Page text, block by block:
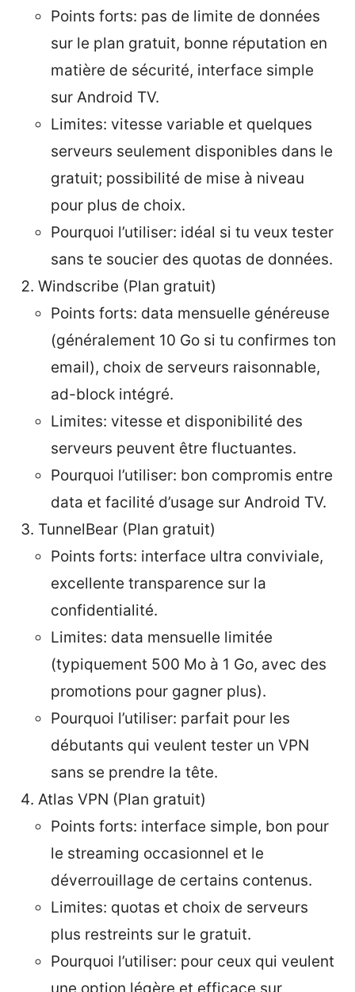
Points forts: pas de limite de données
sur le plan gratuit, bonne réputation en
matière de sécurité, interface simple
sur Android TV.
Limites: vitesse variable et quelques
serveurs seulement disponibles dans le
gratuit; possibilité de mise à niveau
pour plus de choix.
Pourquoi l’utiliser: idéal si tu veux tester
sans te soucier des quotas de données.
Windscribe (Plan gratuit)
Points forts: data mensuelle généreuse
(généralement 10 Go si tu confirmes ton
email), choix de serveurs raisonnable,
ad-block intégré.
Limites: vitesse et disponibilité des
serveurs peuvent être fluctuantes.
Pourquoi l’utiliser: bon compromis entre
data et facilité d’usage sur Android TV.
TunnelBear (Plan gratuit)
Points forts: interface ultra conviviale,
excellente transparence sur la
confidentialité.
Limites: data mensuelle limitée
(typiquement 500 Mo à 1 Go, avec des
promotions pour gagner plus).
Pourquoi l’utiliser: parfait pour les
débutants qui veulent tester un VPN
sans se prendre la tête.
Atlas VPN (Plan gratuit)
Points forts: interface simple, bon pour
le streaming occasionnel et le
déverrouillage de certains contenus.
Limites: quotas et choix de serveurs
plus restreints sur le gratuit.
Pourquoi l’utiliser: pour ceux qui veulent